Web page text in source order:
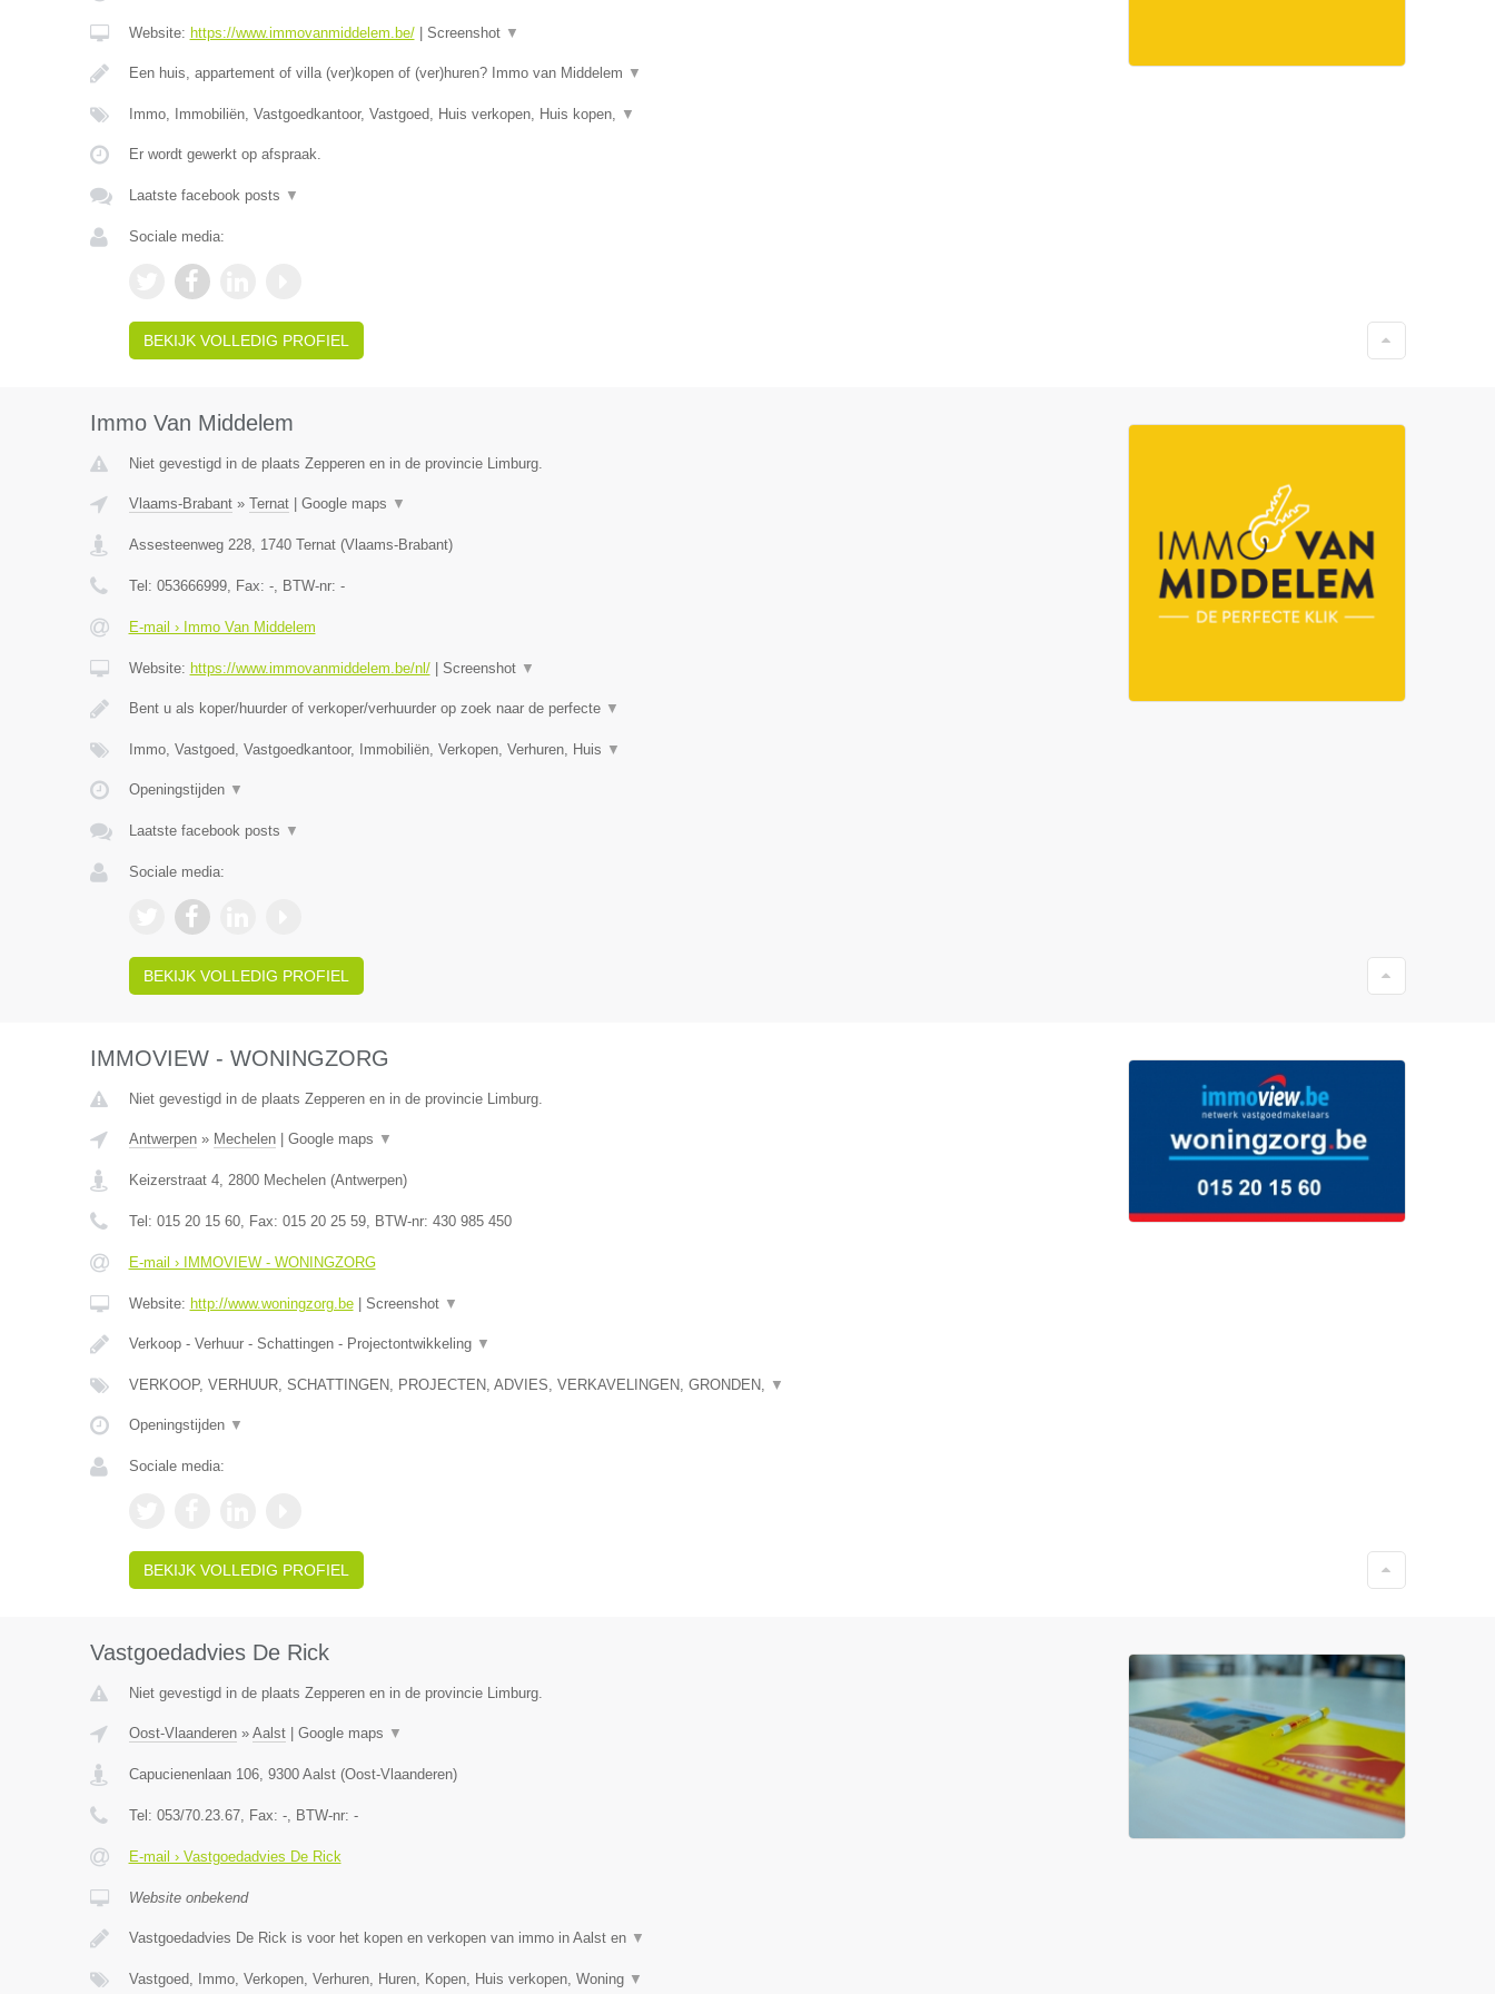
Website: https://www.immovanmiddelem.be/| Screenshot ▼
Een huis, appartement of villa (ver)kopen of (ver)huren? Immo van Middelem ▼
Immo, Immobiliën, Vastgoedkantoor, Vastgoed, Huis verkopen, Huis kopen, ▼
Er wordt gewerkt op afspraak.
Laatste facebook posts ▼
Sociale media:
BEKIJK VOLLEDIG PROFIEL
Immo Van Middelem
Niet gevestigd in de plaats Zepperen en in de provincie Limburg.
Vlaams-Brabant» Ternat| Google maps ▼
Assesteenweg 228, 1740 Ternat(Vlaams-Brabant)
Tel: 053666999, Fax: -, BTW-nr: -
E-mail › Immo Van Middelem
Website: https://www.immovanmiddelem.be/nl/| Screenshot ▼
Bent u als koper/huurder of verkoper/verhuurder op zoek naar de perfecte ▼
Immo, Vastgoed, Vastgoedkantoor, Immobiliën, Verkopen, Verhuren, Huis ▼
Openingstijden ▼
Laatste facebook posts ▼
Sociale media:
BEKIJK VOLLEDIG PROFIEL
IMMOVIEW - WONINGZORG
Niet gevestigd in de plaats Zepperen en in de provincie Limburg.
Antwerpen» Mechelen| Google maps ▼
Keizerstraat 4, 2800 Mechelen(Antwerpen)
Tel: 015 20 15 60, Fax: 015 20 25 59, BTW-nr: 430 985 450
E-mail › IMMOVIEW - WONINGZORG
Website: http://www.woningzorg.be| Screenshot ▼
Verkoop - Verhuur - Schattingen - Projectontwikkeling ▼
VERKOOP, VERHUUR, SCHATTINGEN, PROJECTEN, ADVIES, VERKAVELINGEN, GRONDEN, ▼
Openingstijden ▼
Sociale media:
BEKIJK VOLLEDIG PROFIEL
Vastgoedadvies De Rick
Niet gevestigd in de plaats Zepperen en in de provincie Limburg.
Oost-Vlaanderen» Aalst| Google maps ▼
Capucienenlaan 106, 9300 Aalst(Oost-Vlaanderen)
Tel: 053/70.23.67, Fax: -, BTW-nr: -
E-mail › Vastgoedadvies De Rick
Website onbekend
Vastgoedadvies De Rick is voor het kopen en verkopen van immo in Aalst en ▼
Vastgoed, Immo, Verkopen, Verhuren, Huren, Kopen, Huis verkopen, Woning ▼